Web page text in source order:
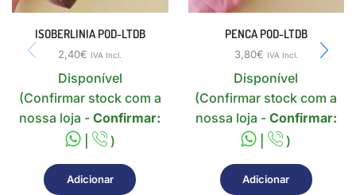
ISOBERLINIA POD-LTDB
2,40€ IVA Incl.
Disponível
(Confirmar stock com a
nossa loja -Confirmar:
|
)
Adicionar
PENCA POD-LTDB
3,80€ IVA Incl.
Disponível
(Confirmar stock com a
nossa loja - Confirmar:
|
)
Adicionar